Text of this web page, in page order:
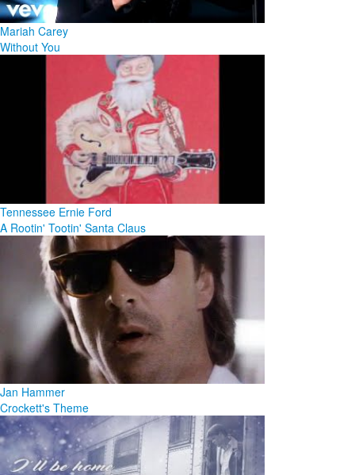
Mariah Carey
Without You
Tennessee Ernie Ford
A Rootin' Tootin' Santa Claus
Jan Hammer
Crockett's Theme